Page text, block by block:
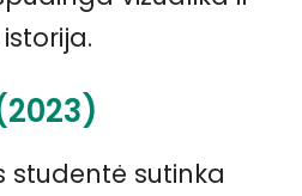
studentė sutinka